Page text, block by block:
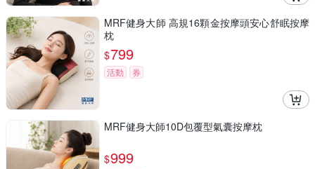
MRF健身大師 高規16顆金按摩頭安心舒眠按摩
枕
$799
活動 券
MRF健身大師10D包覆型氣囊按摩枕
$999